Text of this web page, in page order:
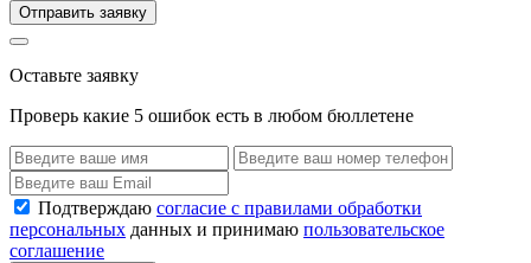
Отправить заявку
Оставьте заявку
Проверь какие 5 ошибок есть в любом бюллетене
Подтверждаю согласие с правилами обработки
персональных данных и принимаю пользовательское
соглашение